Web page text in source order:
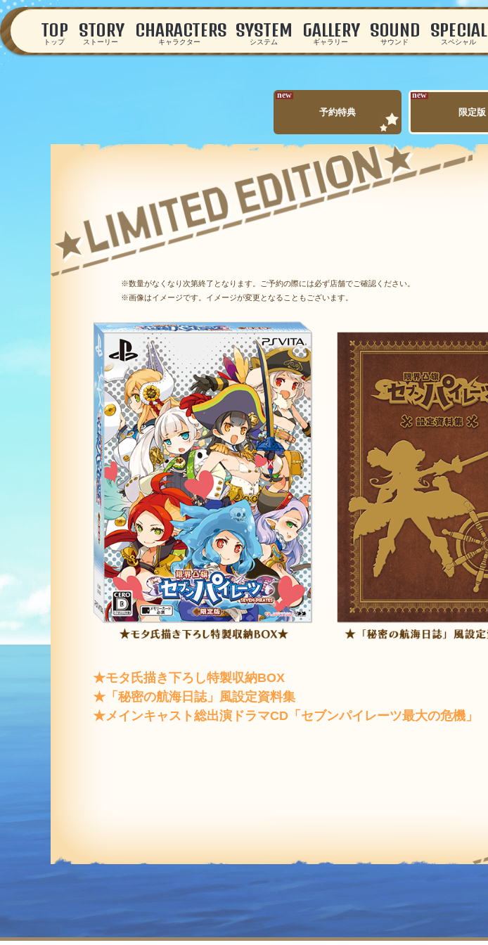
TOP
トップ
STORY
ストーリー
CHARACTERS
キャラクター
SYSTEM
システム
GALLERY
ギャラリー
SOUND
サウンド
SPECIAL
スペシャル
new
予約特典
new
限定版
※数量がなくなり次第終了となります。ご予約の際には必ず店舗でご確認ください。
※画像はイメージです。イメージが変更となることもございます。
★モタ氏描き下ろし特製収納BOX
★「秘密の航海日誌」風設定資料集
★メインキャスト総出演ドラマCD 「セブンパイレーツ最大の危機」